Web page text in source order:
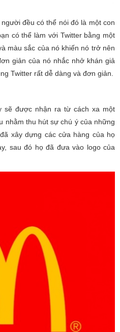
đều có thể nói đó là một con
có thể làm với Twitter bằng một
màu sắc của nó khiến nó trở nên
giản của nó nhắc nhở khán giả
Twitter rất dễ dàng và đơn giản.
sẽ được nhận ra từ cách xa một
nhằm thu hút sự chú ý của những
xây dựng các cửa hàng của họ
sau đó họ đã đưa vào logo của